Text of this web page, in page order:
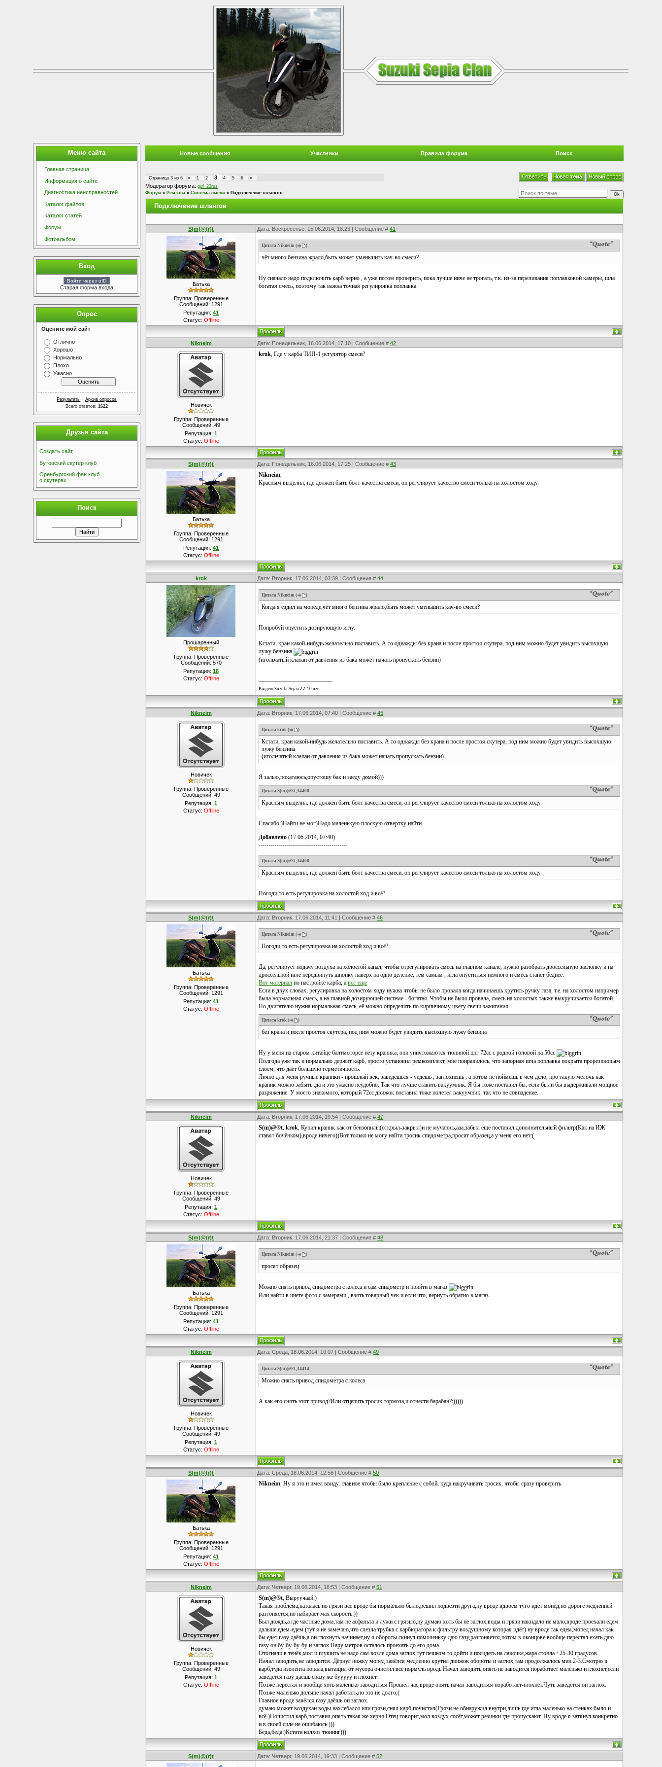
Меню сайта
Главная страница
Информация о сайте
Диагностика неисправностей
Каталог файлов
Каталог статей
Форум
Фотоальбом
Вход
Войти через uID
Старая форма входа
Опрос
Оцените мой сайт
Отлично
Хорошо
Нормально
Плохо
Ужасно
Результаты -Архив опросов
Всего ответов:1622
Друзья сайта
Создать сайт
Бутовский скутер клуб
Оренбургский фан клуб
о скутерах
Поиск
Новые сообщения Участники Правила форума Поиск
Страница3 из6 « 1 2 3 4 5 6 »
Модератор форума:guf_22rus
Форум » Ремзона » Система смеси » Подключение шлангов
Подключение шлангов
S(m)@(r)t Дата: Воскресенье, 15.06.2014, 18:23 | Сообщение #41
Батька
Группа: Проверенные
Сообщений: 1291
Репутация:41
Статус: Offline
Цитата Nikneim ( )
чёт много бензина жрало,быть может уменьшить кач-во смеси?
Ну сначало надо подключить карб верно , а уже потом проверить, пока лучше ниче не трогать, т.к. из-за переливания поплавковой камеры, шла
богатая смесь, поэтому так важна точная регулировка поплавка.
Nikneim Дата: Понедельник, 16.06.2014, 17:10 | Сообщение #42
Новичек
Группа: Проверенные
Сообщений: 49
Репутация:1
Статус: Offline
krok, Где у карба ТИП-1 регулятор смеси?
S(m)@(r)t Дата: Понедельник, 16.06.2014, 17:25 | Сообщение #43
Батька
Группа: Проверенные
Сообщений: 1291
Репутация:41
Статус: Offline
Nikneim,
Красным выделил, где должен быть болт качества смеси, он регулирует качество смеси только на холостом ходу.
krok Дата: Вторник, 17.06.2014, 03:39 | Сообщение #44
Прошаренный
Группа: Проверенные
Сообщений: 570
Репутация:18
Статус: Offline
Цитата Nikneim ( )
Когда я ездил на мопеде,чёт много бензина жрало,быть может уменьшить кач-во смеси?
Попробуй опустить дозирующую иглу.
Кстати, кран какой-нибудь желательно поставить. А то однажды без крана и после простоя скутера, под ним можно будет увидить высохшую
лужу бензина
(игольчатый клапан от давления из бака может начать пропускать бензин)
Владею Suzuki Sepia ZZ 10 лет...
Nikneim Дата: Вторник, 17.06.2014, 07:40 | Сообщение #45
Новичек
Группа: Проверенные
Сообщений: 49
Репутация:1
Статус: Offline
Цитата krok ( )
Кстати, кран какой-нибудь желательно поставить. А то однажды без крана и после простоя скутера, под ним можно будет увидить высохшую
лужу бензина
(игольчатый клапан от давления из бака может начать пропускать бензин)
Я залью,покатаюсь,опустошу бак и заеду домой)))
Цитата S(m)@®t;34408
Красным выделил, где должен быть болт качества смеси, он регулирует качество смеси только на холостом ходу.
Спасибо:)Найти не мог)Надо маленькую плоскую отвертку найти.
Добавлено (17.06.2014, 07:40)
---------------------------------------------
Цитата S(m)@®t;34408
Красным выделил, где должен быть болт качества смеси, он регулирует качество смеси только на холостом ходу.
Погоди,то есть регулировка на холостой ход и всё?
S(m)@(r)t Дата: Вторник, 17.06.2014, 11:41 | Сообщение #46
Батька
Группа: Проверенные
Сообщений: 1291
Репутация:41
Статус: Offline
Цитата Nikneim ( )
Погоди,то есть регулировка на холостой ход и всё?
Да, регулирует подачу воздуха на холостой канал, чтобы отрегулировать смесь на главном канале, нужно разобрать дроссельную заслонку и на
дроссельной игле передвинуть шпонку наверх на одно деление, тем самым , игла опуститься немного и смесь станет беднее.
Вот материал по настройке карба, авот еще
Если в двух словах, регулировка на холостом ходу нужна чтобы не было провала когда начинаешь крутить ручку газа, т.е. на холостом например
была нормальная смесь, а на главной дозирующей системе - богатая. Чтобы не было провала, смесь на холостых также выкручивается богатой.
Но двигателю нужна нормальная смесь, её можно определить по кирпичному цвету свечи зажигания.
Цитата krok ( )
без крана и после простоя скутера, под ним можно будет увидить высохшую лужу бензина
Ну у меня на старом китайце балтмоторсе нету краника, они уничтожаются тюниной цпг 72сс с родной головой на 50сс
Полгода уже так и нормально держит карб, просто установил ремкомплект, мне понравилось, что запорная игла поплавка покрыта прорезиновым
слоем, что даёт большую герметичность.
Лично для меня ручные краники - прошлый век, заведешься - уедешь , заглохнешь , а потом не поймешь в чем дело, про такую мелочь как
краник можно забыть..да и это ужасно неудобно. Так что лучше ставить вакуумник. Я бы тоже поставил бы, если были бы выдерживали мощное
разряжение. У моего знакомого, который 72сс движок поставил тоже полетел вакуумник, так что не совпадение.
Nikneim Дата: Вторник, 17.06.2014, 19:54 | Сообщение #47
Новичек
Группа: Проверенные
Сообщений: 49
Репутация:1
Статус: Offline
S(m)@®t,krok, Купил краник как от бензопилы(открыл-закрыл)и не мучаюсь,ааа,забыл ещё поставил дополнительный фильтр(Как на ИЖ
ставят бочёнком),вроде ничего))Вот только не могу найти тросик спидометра,просят образец,а у меня его нет:(
S(m)@(r)t Дата: Вторник, 17.06.2014, 21:37 | Сообщение #48
Батька
Группа: Проверенные
Сообщений: 1291
Репутация:41
Статус: Offline
Цитата Nikneim ( )
просят образец
Можно снять привод спидометра с колеса и сам спидометр и прийти в магаз
Или найти в инете фото с замерами , взять товарный чек и если что, вернуть обратно в магаз.
Nikneim Дата: Среда, 18.06.2014, 10:07 | Сообщение #49
Новичек
Группа: Проверенные
Сообщений: 49
Репутация:1
Статус: Offline
Цитата S(m)@®t;34414
Можно снять привод спидометра с колеса
А как его снять этот привод?Или отцепить тросик тормоза,и отнести барабан?:)))))
S(m)@(r)t Дата: Среда, 18.06.2014, 12:56 | Сообщение #50
Батька
Группа: Проверенные
Сообщений: 1291
Репутация:41
Статус: Offline
Nikneim, Ну я это и имел ввиду, главное чтобы было крепление с собой, куда накручивать тросик, чтобы сразу проверить.
Nikneim Дата: Четверг, 19.06.2014, 18:53 | Сообщение #51
Новичек
Группа: Проверенные
Сообщений: 49
Репутация:1
Статус: Offline
S(m)@®t, Выруучаай:)
Такая проблема,каталась по грязи всё вроде бы нормально было,решил подвезти друга,ну вроде вдвоём туго идёт мопед,по дороге медленней
разгоняется,но набирает мах скорость:))
Был дождь,а где частные дома,там не асфальта и лужи с грязью,ну думаю хоть бы не заглох,воды и грязи накидало не мало,вроде проехали едем
дальше,едем-едем (тут я не замечаю,что слезла трубка с карбюратора к фильтру воздушному которая идёт) ну вроде так едем,мопед начал как
бы едет газу даёшь,а он глохнуть начинает,ну я обороты скинул помоленьку даю газу,разгоняется,потом в оконцове вообще перестал ехать,даю
газу он бу-бу-бу-бу и заглох.Пару метров осталось проехать до его дома.
Отогнали в тенёк,мол и глушить не надо сам возле дома заглох,тут пешком то дойти и посидеть на лавочке,жара стояла +25-30 градусов.
Начал заводить,не заводится..Дёрнул ножку мопед завёлся медленно крутил движок обороты и заглох,там продолжалось мин 2-3.Смотрю в
карб,туда изолента попала,вытащил от мусора очистил всё нормуль вродь.Начал заводить,опять не заводится поработает маленько и глохнет,если
заведётся газу даёшь сразу же бууууу и глохнет.
Позже перестал и вообще хоть маленько заводиться.Прошёл час,вроде опять начал заводиться поработает-глохнет.Чуть заведётся оп заглох.
Позже маленько дольше начал работать,но это не долго;(
Главное вроде завёлся,газу даёшь оп заглох.
думаю может воздухан воды нахлебался или грязи,снял карб,почистил(Грязи не обнаружил внутри,лишь где игла маленько на стенках было и
всё.)Почистил карб,поставил,опять такая же херня.Отец говорит,мол воздух сосёт,может резинки где пропускают..Ну вроде я затянул конкретно
и в своей силе не ошибаюсь:)))
Беда,беда:)Кстати колхоз тюнинг)))
S(m)@(r)t Дата: Четверг, 19.06.2014, 19:33 | Сообщение #52